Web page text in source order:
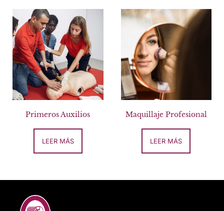
Primeros Auxilios
LEER MÁS
Maquillaje Profesional
LEER MÁS